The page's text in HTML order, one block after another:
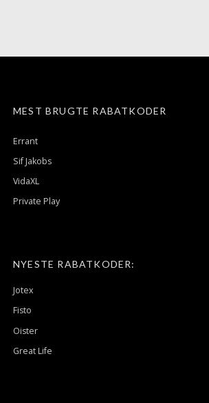
MEST BRUGTE RABATKODER
Errant
Sif Jakobs
VidaXL
Private Play
NYESTE RABATKODER:
Jotex
Fisto
Oister
Great Life